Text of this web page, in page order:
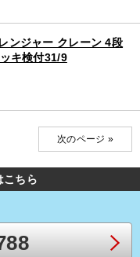
ンジャー クレーン 4段
キ検付31/9
次のページ »
こちら